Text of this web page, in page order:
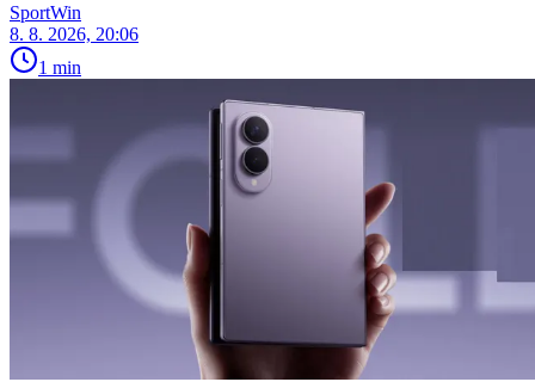
SportWin
8. 8. 2026, 20:06
1 min